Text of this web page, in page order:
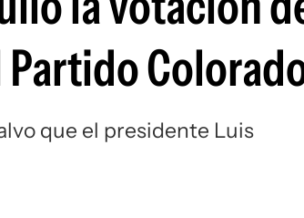
que el presidente Luis